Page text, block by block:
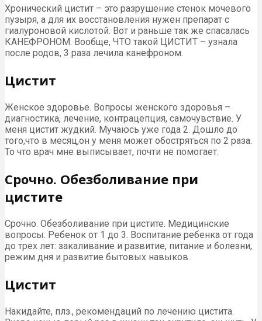
Хронический цистит – это разрушение стенок мочевого
пузыря, а для их восстановления нужен препарат с
гиалуроновой кислотой. Вот и раньше так же спасалась
КАНЕФРОНОМ. Вообще, ЧТО такой ЦИСТИТ – узнала
после родов, 3 раза лечила канефроном.
Цистит
Женское здоровье. Вопросы женского здоровья –
диагностика, лечение, контрацепция, самочувствие. У
меня цистит жудкий. Мучаюсь уже года 2. Дошло до
того,что в месяц,он у меня может обостряться по 2 раза.
То что врач мне выписывает, почти не помогает.
Срочно. Обезболивание при
цистите
Срочно. Обезболивание при цистите. Медицинские
вопросы. Ребенок от 1 до 3. Воспитание ребенка от года
до трех лет: закаливание и развитие, питание и болезни,
режим дня и развитие бытовых навыков.
Цистит
Накидайте, плз., рекомендаций по лечению цистита.